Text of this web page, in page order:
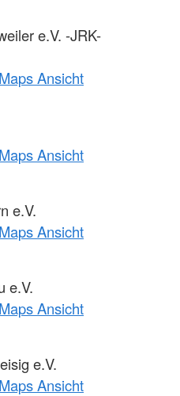
e.V. -JRK-
Ansicht
Ansicht
e.V.
Ansicht
e.V.
Ansicht
e.V.
Ansicht